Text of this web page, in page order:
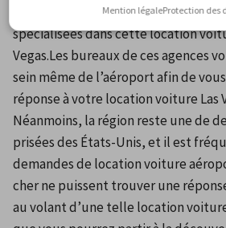
dispose bien des plus grands noms
spécialisées dans cette location
Vegas.Les bureaux de ces agences
sein même de l’aéroport afin de
réponse à votre location voiture Las
Néanmoins, la région reste une de
prisées des États-Unis, et il est
demandes de location voiture
cher ne puissent trouver une
au volant d’une telle location
Mention légaleProtection des